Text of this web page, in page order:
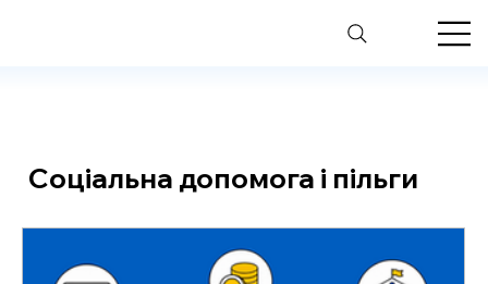
Соціальна допомога і пільги